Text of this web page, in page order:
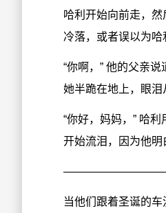
哈利开始向前走，
冷落，或者误以为
“你啊，” 他的父亲
她半跪在地上，眼泪
“你好，妈妈，” 哈
开始流泪，因为他明
当他们跟着圣诞的